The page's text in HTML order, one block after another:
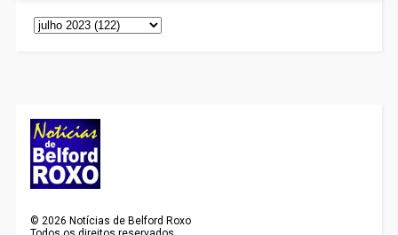
©2026 Notícias de Belford Roxo